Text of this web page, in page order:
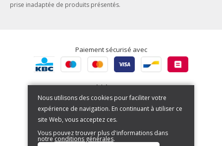
Nos marques
prise inadaptée de produits présentés.
Paiement sécurisé avec
Expédié par BPost
Copyright © 2026. All Rights Reserved | Powered by
Nous utilisons des cookies pour faciliter votre
expérience de navigation. En continuant à utiliser ce
site Web, vous acceptez ces.
Vous pouvez trouver plus d'informations dans
notreconditions générales.